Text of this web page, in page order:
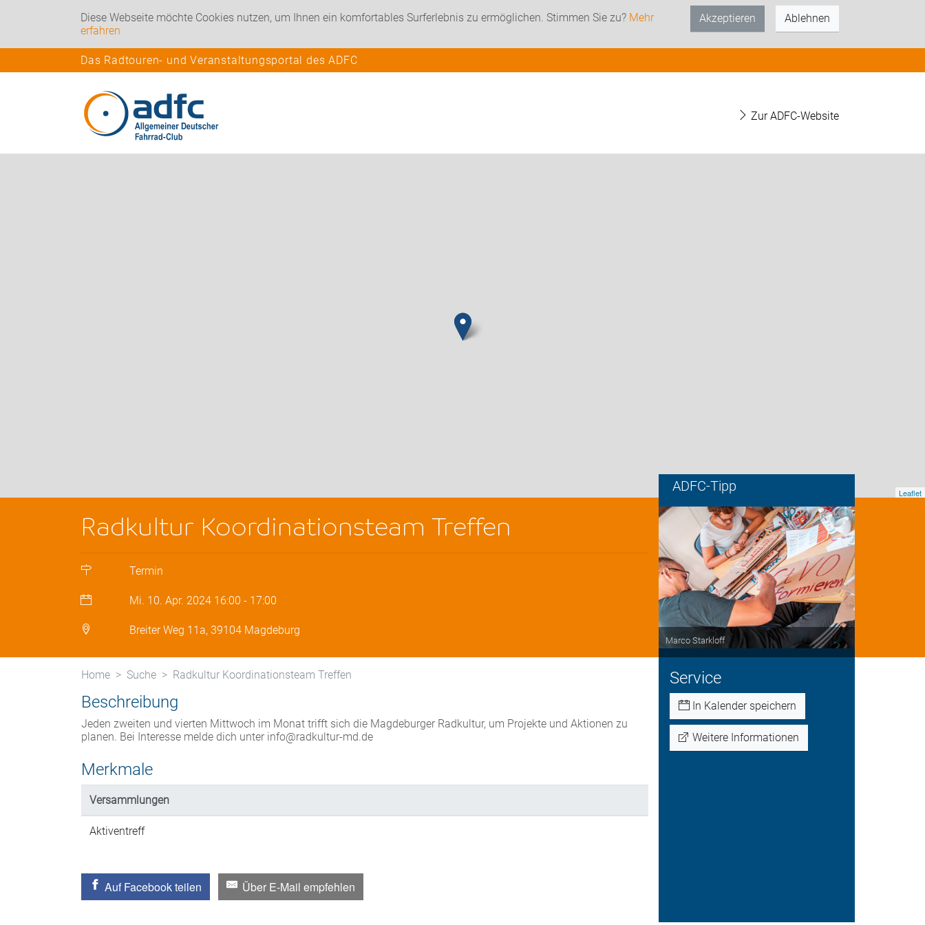
Diese Webseite möchte Cookies nutzen, um Ihnen ein komfortables Surferlebnis zu ermöglichen. Stimmen Sie zu? Mehr
erfahren
Akzeptieren Ablehnen
Das Radtouren- und Veranstaltungsportal des ADFC
Zur ADFC-Website
Leaflet
ADFC-Tipp
Radkultur Koordinationsteam Treffen
Termin
Mi. 10. Apr. 2024 16:00 - 17:00
Breiter Weg 11a, 39104 Magdeburg
Marco Starkloff
Service
In Kalender speichern
Weitere Informationen
Home Suche Radkultur Koordinationsteam Treffen
Beschreibung
Jeden zweiten und vierten Mittwoch im Monat trifft sich die Magdeburger Radkultur, um Projekte und Aktionen zu
planen. Bei Interesse melde dich unter info@radkultur-md.de
Merkmale
Versammlungen
Aktiventreff
Auf Facebook teilen Über E-Mail empfehlen